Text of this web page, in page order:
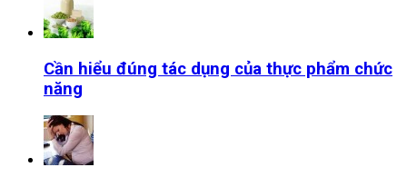
Cần hiểu đúng tác dụng của thực phẩm chức
năng